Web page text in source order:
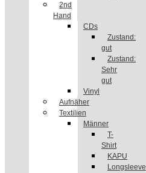
2nd
Hand
CDs
Zustand:
gut
Zustand:
Sehr
gut
Vinyl
Aufnäher
Textilien
Männer
T-
Shirt
KAPU
Longsleeve